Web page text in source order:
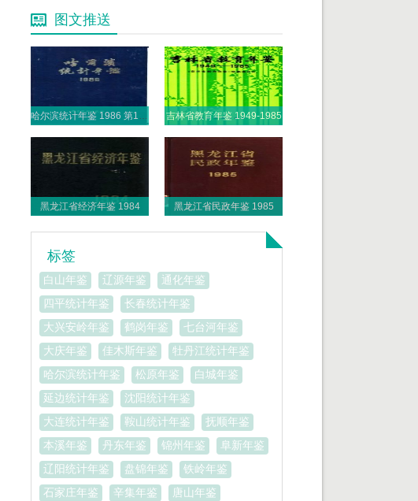
图文推送
哈尔滨统计年鉴 1986 第1部分 1985年各项事业发展概况 吉林省教育年鉴 1949-1985
黑龙江省经济年鉴 1984 黑龙江省民政年鉴 1985
标签
白山年鉴 辽源年鉴
通化年鉴
四平统计年鉴
长春统计年鉴
大兴安岭年鉴
鹤岗年鉴
七台河年鉴
大庆年鉴
佳木斯年鉴
牡丹江统计年鉴
哈尔滨统计年鉴
松原年鉴
白城年鉴
延边统计年鉴
沈阳统计年鉴
大连统计年鉴
鞍山统计年鉴
抚顺年鉴
本溪年鉴
丹东年鉴 锦州年鉴
阜新年鉴
辽阳统计年鉴
盘锦年鉴
铁岭年鉴
石家庄年鉴
辛集年鉴
唐山年鉴